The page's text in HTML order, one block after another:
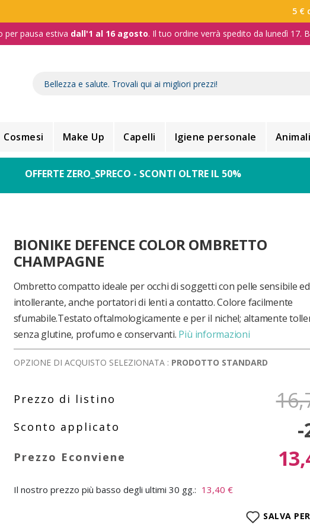
5 €
per pausa estiva dall'1 al 16 agosto. Il tuo ordine verrà spedito da lunedì 17.
Cosmesi Make Up Capelli Igiene personale Animali
OFFERTE ZERO_SPRECO - SCONTI OLTRE IL 50%
BIONIKE DEFENCE COLOR OMBRETTO
CHAMPAGNE
Ombretto compatto ideale per occhi di soggetti con pelle sensibile ed
intollerante, anche portatori di lenti a contatto. Colore facilmente
sfumabile.Testato oftalmologicamente e per il nichel; altamente
senza glutine, profumo e conservanti. Più informazioni
OPZIONE DI ACQUISTO SELEZIONATA : PRODOTTO STANDARD
-
Il nostro prezzo più basso degli ultimi 30 gg.: 13,40 €
SALVA